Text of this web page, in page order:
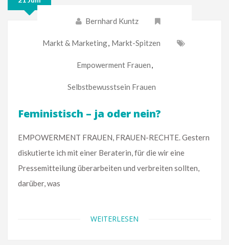
Bernhard Kuntz
Markt & Marketing, Markt-Spitzen
Empowerment Frauen,
Selbstbewusstsein Frauen
Feministisch – ja oder nein?
EMPOWERMENT FRAUEN, FRAUEN-RECHTE. Gestern
diskutierte ich mit einer Beraterin, für die wir eine
Pressemitteilung überarbeiten und verbreiten sollten,
darüber, was
WEITERLESEN